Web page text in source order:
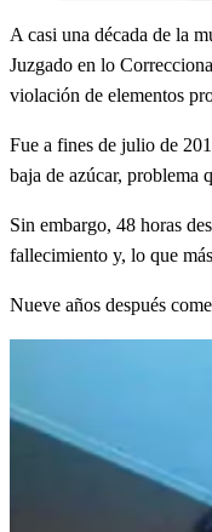
A casi una década de la
Juzgado en lo
violación de elementos
Fue a fines de julio de
baja de azúcar, problema
Sin embargo, 48 horas
fallecimiento y, lo que
Nueve años después